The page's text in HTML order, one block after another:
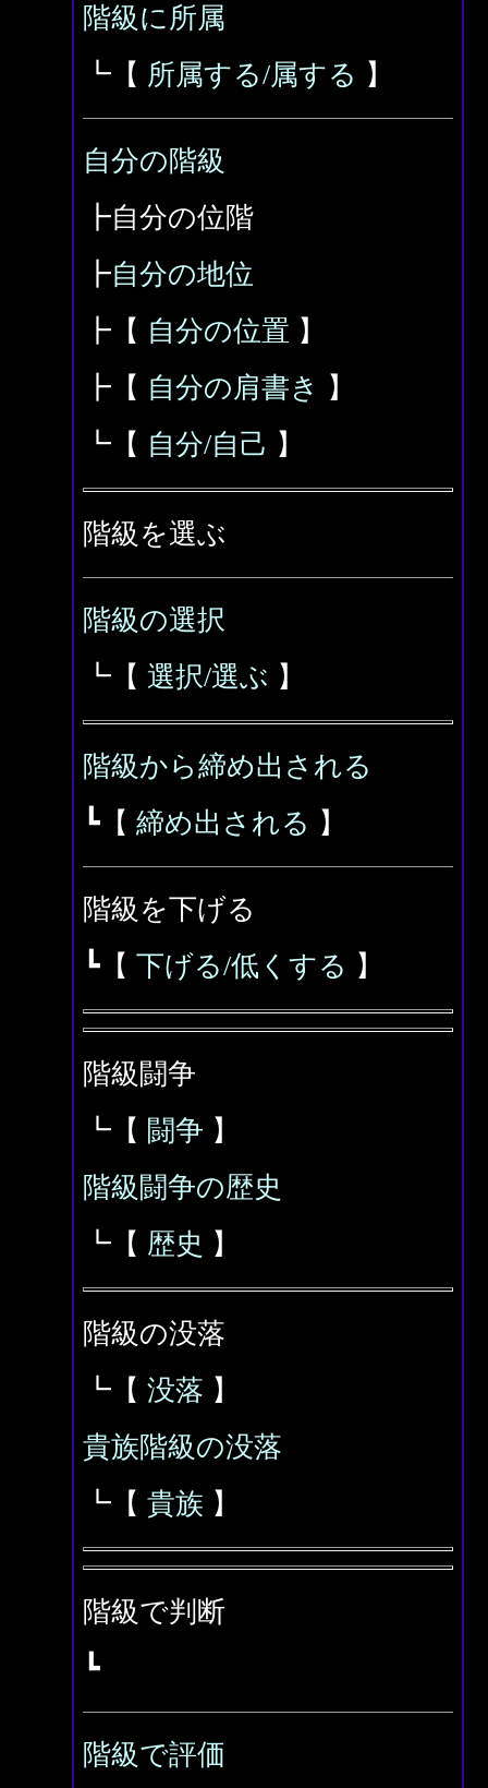
階級に所属
┗【 所属する/属する 】
自分の階級
┣自分の位階
┣自分の地位
┣【 自分の位置 】
┣【 自分の肩書き
】
┗【 自分/自己 】
階級を選ぶ
階級の選択
┗【 選択/選ぶ 】
階級から締め出される
┗【 締め出される 】
階級を下げる
┗【 下げる/低くする 】
階級闘争
┗【 闘争 】
階級闘争の歴史
┗【 歴史 】
階級の没落
┗【 没落 】
貴族階級の没落
┗【 貴族 】
階級で判断
┗
階級で評価